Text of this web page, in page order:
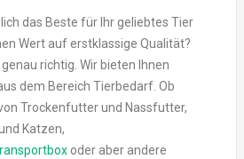
das Beste für Ihr geliebtes Tier
Wert auf erstklassige Qualität?
richtig. Wir bieten Ihnen
dem Bereich Tierbedarf. Ob
Trockenfutter und Nassfutter,
Katzen,
oder aber andere